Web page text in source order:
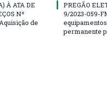
À ATA DE
Nº
de
PREGÃO
9/2023-059-
permanente